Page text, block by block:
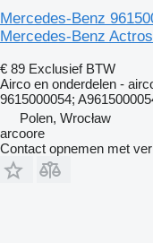
Mercedes-Benz
Mercedes-Benz
€ 89 Exclusief BTW
Airco en onderdelen -
9615000054;
Polen, Wrocław
arcoore
Contact opnemen met